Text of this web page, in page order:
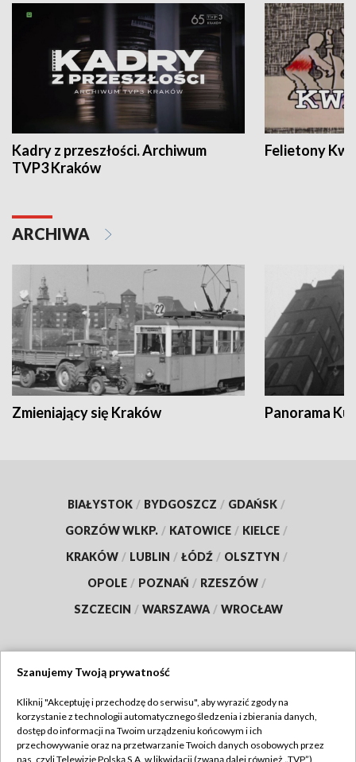
Kadry z przeszłości. Archiwum
TVP3 Kraków
Felietony
ARCHIWA
Zmieniający się Kraków Panorama
BIAŁYSTOK / BYDGOSZCZ / GDAŃSK /
GORZÓW WLKP. / KATOWICE / KIELCE /
KRAKÓW / LUBLIN / ŁÓDŹ / OLSZTYN /
OPOLE / POZNAŃ / RZESZÓW /
SZCZECIN / WARSZAWA / WROCŁAW
TVP
Abonament TVP
Regulamin TVP
Szanujemy Twoją prywatność
Kliknij "Akceptuję i przechodzę do serwisu", aby wyrazić zgody na
korzystanie z technologii automatycznego śledzenia i zbierania danych,
dostęp do informacji na Twoim urządzeniu końcowym i ich
przechowywanie oraz na przetwarzanie Twoich danych osobowych przez
nas, czyli Telewizję Polską S.A. w likwidacji (zwaną dalej również „TVP”),